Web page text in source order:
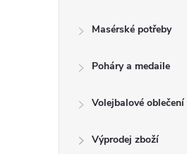
Masérské potřeby
Poháry a medaile
Volejbalové oblečení
Výprodej zboží